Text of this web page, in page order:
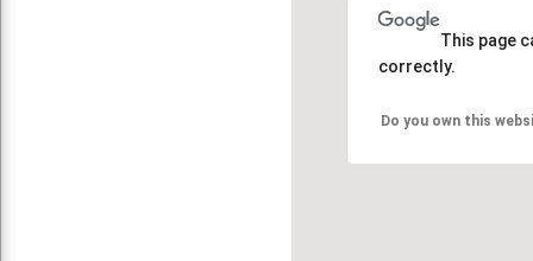
This page
correctly.
Do you own this